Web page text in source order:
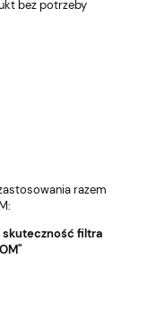
bez potrzeby
razem
skuteczność filtra